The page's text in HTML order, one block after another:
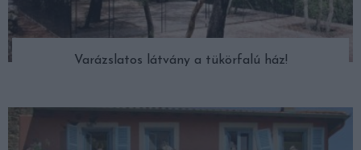
Varázslatos látvány a tükörfalú ház!